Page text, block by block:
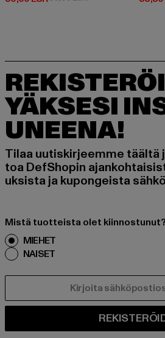
YÄKSESI
UNEENA!
Tilaa uutiskirjeemme täältä
toa DefShopin
uksista ja kupongeista
Mistä tuotteista olet kiinnostunut?
MIEHET
NAISET